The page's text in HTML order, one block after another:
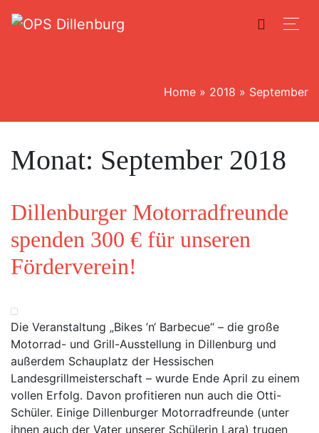
Home » 2018 » September
Monat: September 2018
Dillenburger Motorradfreunde
spenden 300 € für unseren
Förderverein!
Die Veranstaltung „Bikes ’n‘ Barbecue“ – die große
Motorrad- und Grill-Ausstellung in Dillenburg und
außerdem Schauplatz der Hessischen
Landesgrillmeisterschaft – wurde Ende April zu einem
vollen Erfolg. Davon profitieren nun auch die Otti-
Schüler. Einige Dillenburger Motorradfreunde (unter
ihnen auch der Vater unserer Schülerin Lara) trugen